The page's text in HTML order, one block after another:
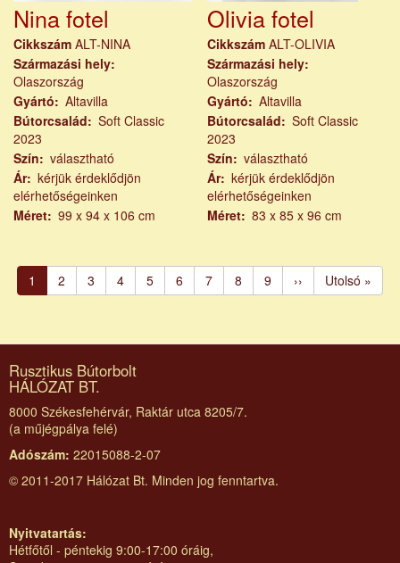
Nina fotel
Cikkszám ALT-NINA
Származási hely
Olaszország
Gyártó
Altavilla
Bútorcsalád
Soft Classic
2023
Szín
választható
Ár kérjük érdeklődjön
elérhetőségeinken
Méret 99 x 94 x 106 cm
Olivia fotel
Cikkszám ALT-OLIVIA
Származási hely
Olaszország
Gyártó
Altavilla
Bútorcsalád
Soft Classic
2023
Szín
választható
Ár
kérjük érdeklődjön
elérhetőségeinken
Méret
83 x 85 x 96 cm
Oldalszámozás
Jelenlegi
oldal
1 Page
2 Page
3 Page
4 Page
5 Page
6 Page
7 Page
8 Page
9
Következő
oldal
››
Utolsó
oldal
Utolsó »
Rusztikus Bútorbolt
HÁLÓZAT BT.
8000 Székesfehérvár, Raktár utca 8205/7.
(a műjégpálya felé)
Adószám: 22015088-2-07
© 2011-2017 Hálózat Bt. Minden jog fenntartva.
Nyitvatartás:
Hétfőtől - péntekig 9:00-17:00 óráig,